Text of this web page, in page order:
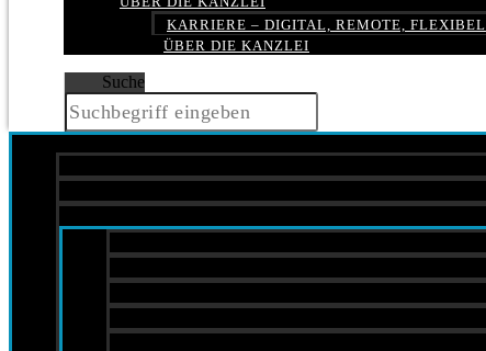
KARRIERE – DIGITAL, REMOTE, FLEXIBEL
ÜBER DIE KANZLEI
Suche